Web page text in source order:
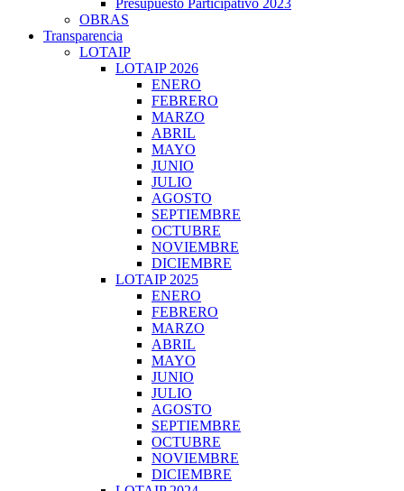
Presupuesto Participativo 2023
OBRAS
Transparencia
LOTAIP
LOTAIP 2026
ENERO
FEBRERO
MARZO
ABRIL
MAYO
JUNIO
JULIO
AGOSTO
SEPTIEMBRE
OCTUBRE
NOVIEMBRE
DICIEMBRE
LOTAIP 2025
ENERO
FEBRERO
MARZO
ABRIL
MAYO
JUNIO
JULIO
AGOSTO
SEPTIEMBRE
OCTUBRE
NOVIEMBRE
DICIEMBRE